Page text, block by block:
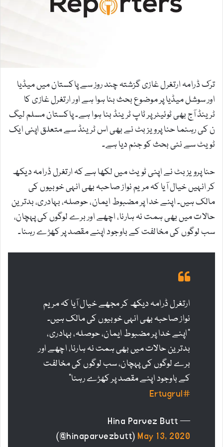
m
ترک ڈرامہ ارتغرل غازی گزشتہ چند روز سے پاکستان میں میڈیا
اور سوشل میڈیا پر موضوع بحث بنا ہوا ہے اور ارتغرل غازی کا
ٹرینڈ آج بھی ٹوئیٹر پر ٹاپ ٹرینڈ بنا ہوا ہے۔ پاکستان مسلم لیگ
ن کی رہنما حنا پرویز بٹ نے بھی اس ٹرینڈ سے متعلق اپنی ایک
ٹویٹ سے نئی بحث کو جنم دیا ہے۔
حنا پرویز بٹ نے اپنی ٹویٹ میں لکھا ہے کہ ارتغرل ڈرامہ دیکھ
کر انہیں خیال آیا کہ مریم نواز صاحبہ بھی انہی خوبیوں کی
مالک ہیں۔ اپنے خدا پر مضبوط ایمان، حوصلہ، بہادری، بدترین
حالات میں بھی ہمت نہ ہارنا، اچھے اور برے لوگوں کی پہچان،
سب لوگوں کی مخالفت کے باوجود اپنے مقصد پر کھڑے رہنا۔
ارتغرل ڈرامہ دیکھ کر مجھے خیال آیا کہ مریم
نواز صاحبہ بھی انہی خوبیوں کی مالک ہیں۔
“اپنے خدا پر مضبوط ایمان، حوصلہ، بہادری،
بدترین حالات میں بھی ہمت نہ ہارنا، اچھے اور
برے لوگوں کی پہچان، سب لوگوں کی مخالفت
کے باوجود اپنے مقصد پر کھڑے رہنا”
#Ertugrul
— Hina Parvez Butt
(@hinaparvezbutt) May 13, 2020